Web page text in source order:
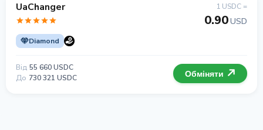
UaChanger
Diamond
1 USDC =
0.90USD
Від 55 660 USDC
До 730 321 USDC Обміняти